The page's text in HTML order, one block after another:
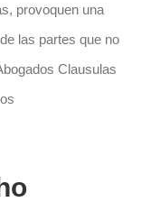
provoquen una
las partes que no
Clausulas